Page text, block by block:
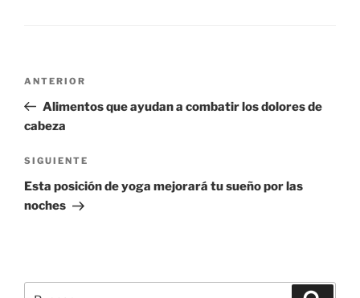
entradas
Entrada
anterior:
ANTERIOR
Alimentos que ayudan a combatir los dolores de
cabeza
Siguiente
entrada
SIGUIENTE
Esta posición de yoga mejorará tu sueño por las
noches